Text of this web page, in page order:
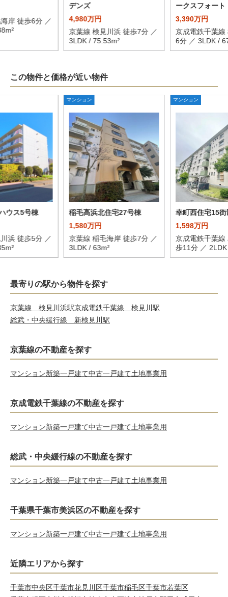
岸 徒歩6分 ／
デンズ
4,980万円
京葉線 検見川浜 徒歩7分 ／
3LDK / 75.53m²
ークスフォート
3,390万円
京成電鉄千葉線
6分 ／ 3LDK /
この物件と価格が近い物件
ウス5号棟
浜 徒歩5分 ／
マンション
稲毛高浜北住宅27号棟
1,580万円
京葉線 稲毛海岸 徒歩7分 ／
3LDK / 63m²
マンション
幸町西住宅15街
1,598万円
京成電鉄千葉線
歩11分 ／
最寄りの駅から物件を探す
京葉線 検見川浜駅京成電鉄千葉線 検見川駅
総武・中央緩行線 新検見川駅
京葉線の不動産を探す
マンション新築一戸建て中古一戸建て土地事業用
京成電鉄千葉線の不動産を探す
マンション新築一戸建て中古一戸建て土地事業用
総武・中央緩行線の不動産を探す
マンション新築一戸建て中古一戸建て土地事業用
千葉県千葉市美浜区の不動産を探す
マンション新築一戸建て中古一戸建て土地事業用
近隣エリアから探す
千葉市中央区千葉市花見川区千葉市稲毛区千葉市若葉区